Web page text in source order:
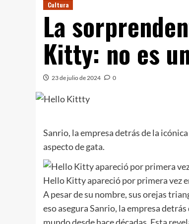
Cultura
La
Kitty: no es
23 de julio de 2024 0
Sanrio, la empresa detrás de la
aspecto de gata.
Hello Kitty apareció por primera vez
A pesar de su nombre, sus orejas
eso asegura Sanrio, la empresa